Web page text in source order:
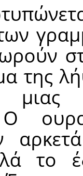
της
μιας
Ο
το